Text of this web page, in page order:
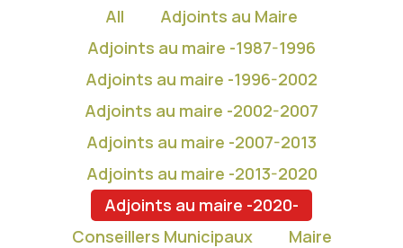
All
Adjoints au Maire
Adjoints au maire -1987-1996
Adjoints au maire -1996-2002
Adjoints au maire -2002-2007
Adjoints au maire -2007-2013
Adjoints au maire -2013-2020
Adjoints au maire -2020-
Conseillers Municipaux
Maire